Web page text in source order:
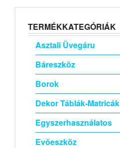
TERMÉKKATEGÓRIÁK
Asztali Üvegáru
Báreszköz
Borok
Dekor Táblák-Matricák
Egyszerhasználatos
Evőeszköz